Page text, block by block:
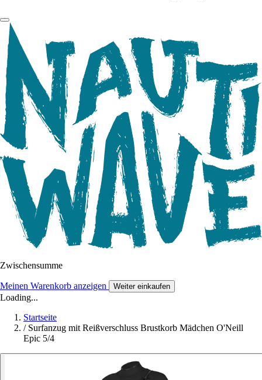
Zwischensumme
Meinen Warenkorb anzeigen Weiter einkaufen
Loading...
Startseite
/ Surfanzug mit Reißverschluss Brustkorb Mädchen O'Neill
Epic 5/4